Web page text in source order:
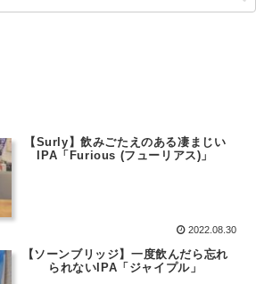
【Surly】飲みごたえのある凄まじい
IPA「Furious (フューリアス)」
2022.08.30
【ソーンブリッジ】一度飲んだら忘れ
られないIPA「ジャイプル」